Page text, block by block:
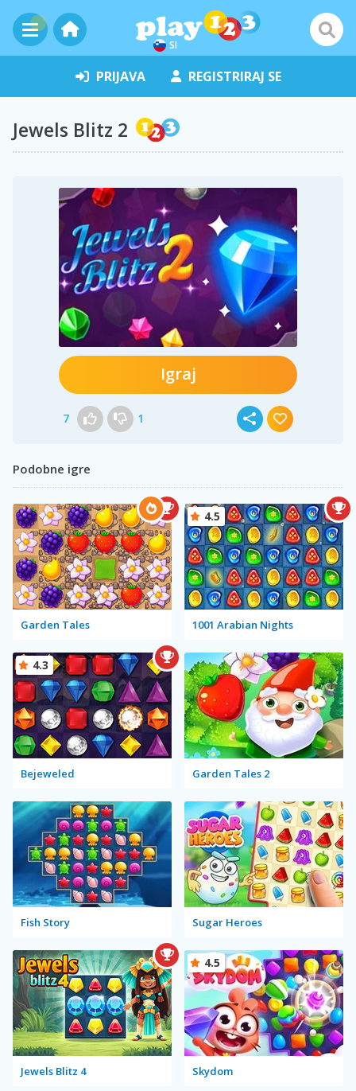
SI
PRIJAVA REGISTRIRAJ SE
Jewels Blitz 2
Igraj
7 1
Podobne igre
Garden Tales 1001 Arabian Nights
4.5
Bejeweled
4.3
Garden Tales 2
Fish Story Sugar Heroes
Jewels Blitz 4 Skydom
4.5